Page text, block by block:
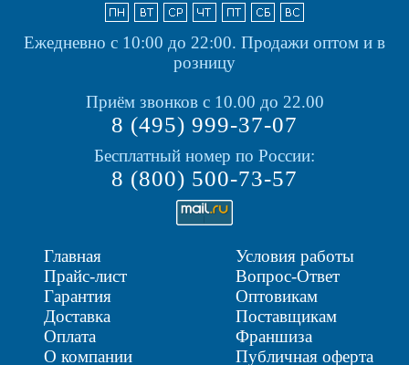
Ежедневно с 10:00 до 22:00. Продажи оптом и в
розницу
Приём звонков с 10.00 до 22.00
8 (495) 999-37-07
Бесплатный номер по России:
8 (800) 500-73-57
Главная
Прайс-лист
Гарантия
Доставка
Оплата
О компании
Условия работы
Вопрос-Ответ
Оптовикам
Поставщикам
Франшиза
Публичная оферта